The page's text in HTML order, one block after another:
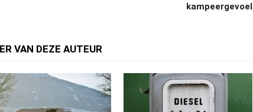
kampeergevoel
VAN DEZE AUTEUR